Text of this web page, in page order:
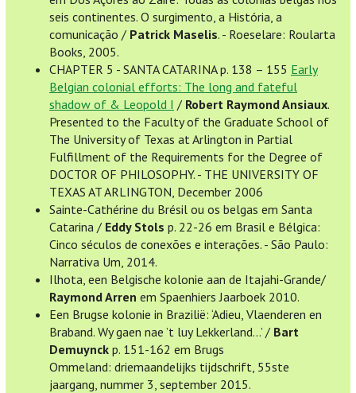
seis continentes. O surgimento, a História, a
comunicação / Patrick Maselis. - Roeselare: Roularta
Books, 2005.
CHAPTER 5 - SANTA CATARINA p. 138 – 155 Early
Belgian colonial efforts: The long and fateful
shadow of & Leopold I / Robert Raymond Ansiaux.
Presented to the Faculty of the Graduate School of
The University of Texas at Arlington in Partial
Fulfillment of the Requirements for the Degree of
DOCTOR OF PHILOSOPHY. - THE UNIVERSITY OF
TEXAS AT ARLINGTON, December 2006
Sainte-Cathérine du Brésil ou os belgas em Santa
Catarina / Eddy Stols p. 22-26 em Brasil e Bélgica:
Cinco séculos de conexões e interações. - São Paulo:
Narrativa Um, 2014.
Ilhota, een Belgische kolonie aan de Itajahi-Grande/
Raymond Arren em Spaenhiers Jaarboek 2010.
Een Brugse kolonie in Brazilië: ‘Adieu, Vlaenderen en
Braband. Wy gaen nae ’t luy Lekkerland…’ / Bart
Demuynck p. 151-162 em Brugs
Ommeland: driemaandelijks tijdschrift, 55ste
jaargang, nummer 3, september 2015.